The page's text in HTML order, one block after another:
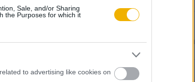
Sale, and/or Sharing
the Purposes for which it
to advertising like cookies on
Magyarországon a Monarchia idején